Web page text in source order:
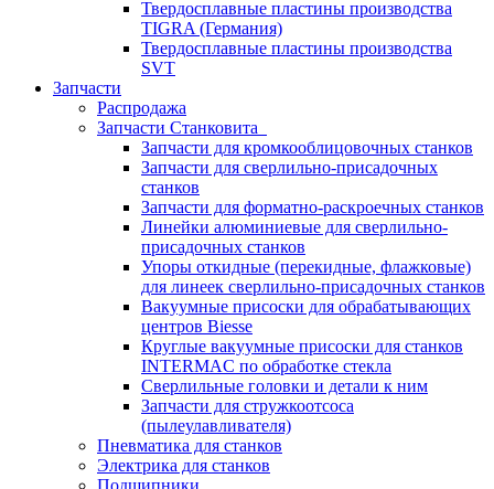
Твердосплавные пластины производства
TIGRA (Германия)
Твердосплавные пластины производства
SVT
Запчасти
Распродажа
Запчасти Станковита
Запчасти для кромкооблицовочных станков
Запчасти для сверлильно-присадочных
станков
Запчасти для форматно-раскроечных станков
Линейки алюминиевые для сверлильно-
присадочных станков
Упоры откидные (перекидные, флажковые)
для линеек сверлильно-присадочных станков
Вакуумные присоски для обрабатывающих
центров Biesse
Круглые вакуумные присоски для станков
INTERMAC по обработке стекла
Сверлильные головки и детали к ним
Запчасти для стружкоотсоса
(пылеулавливателя)
Пневматика для станков
Электрика для станков
Подшипники